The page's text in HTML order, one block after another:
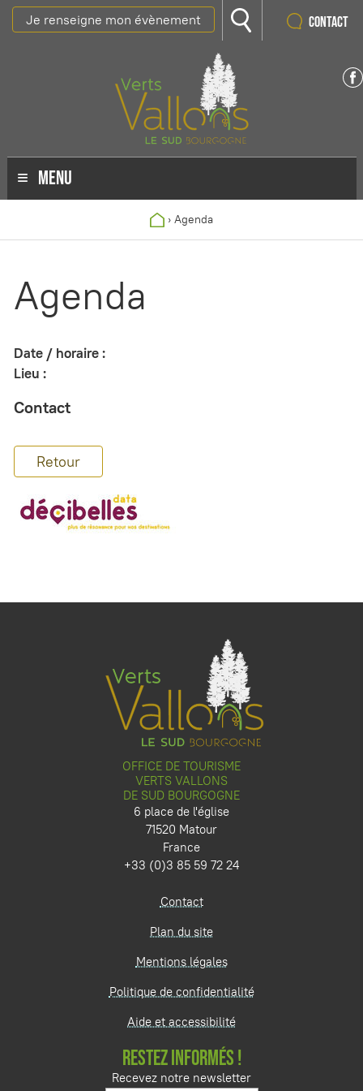
Je renseigne mon évènement Contact
MENU
› Agenda
Agenda
Date / horaire :
Lieu :
Contact
Retour
OFFICE DE TOURISME
VERTS VALLONS
DE SUD BOURGOGNE
6 place de l'église
71520 Matour
France
+33 (0)3 85 59 72 24
Contact
Plan du site
Mentions légales
Politique de confidentialité
Aide et accessibilité
RESTEZ INFORMÉS !
Recevez notre newsletter